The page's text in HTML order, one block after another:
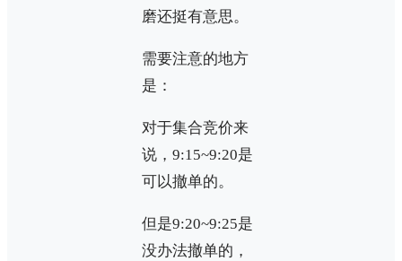
磨还挺有意思。
需要注意的地方
是：
对于集合竞价来
说，9:15~9:20是
可以撤单的。
但是9:20~9:25是
没办法撤单的，